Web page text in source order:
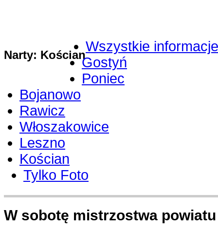
Narty: Kościan
Wszystkie informacje
Gostyń
Poniec
Bojanowo
Rawicz
Włoszakowice
Leszno
Kościan
Tylko Foto
W sobotę mistrzostwa powiatu